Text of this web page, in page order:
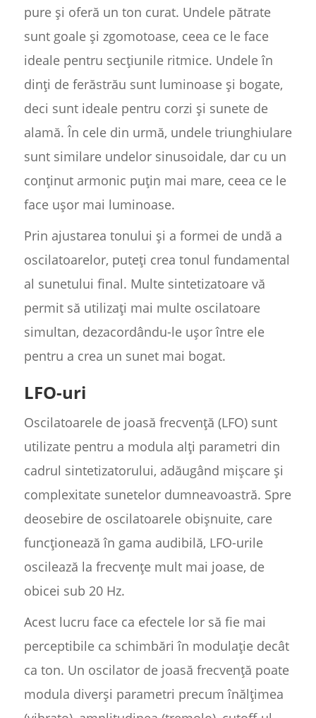
pure și oferă un ton curat. Undele pătrate
sunt goale și zgomotoase, ceea ce le face
ideale pentru secțiunile ritmice. Undele în
dinți de ferăstrău sunt luminoase și bogate,
deci sunt ideale pentru corzi și sunete de
alamă. În cele din urmă, undele triunghiulare
sunt similare undelor sinusoidale, dar cu un
conținut armonic puțin mai mare, ceea ce le
face ușor mai luminoase.
Prin ajustarea tonului și a formei de undă a
oscilatoarelor, puteți crea tonul fundamental
al sunetului final. Multe sintetizatoare vă
permit să utilizați mai multe oscilatoare
simultan, dezacordându-le ușor între ele
pentru a crea un sunet mai bogat.
LFO-uri
Oscilatoarele de joasă frecvență (LFO) sunt
utilizate pentru a modula alți parametri din
cadrul sintetizatorului, adăugând mișcare și
complexitate sunetelor dumneavoastră. Spre
deosebire de oscilatoarele obișnuite, care
funcționează în gama audibilă, LFO-urile
oscilează la frecvențe mult mai joase, de
obicei sub 20 Hz.
Acest lucru face ca efectele lor să fie mai
perceptibile ca schimbări în modulație decât
ca ton. Un oscilator de joasă frecvență poate
modula diverși parametri precum înălțimea